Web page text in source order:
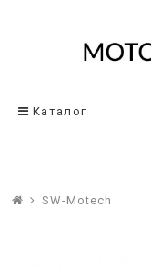
Каталог
SW-Motech